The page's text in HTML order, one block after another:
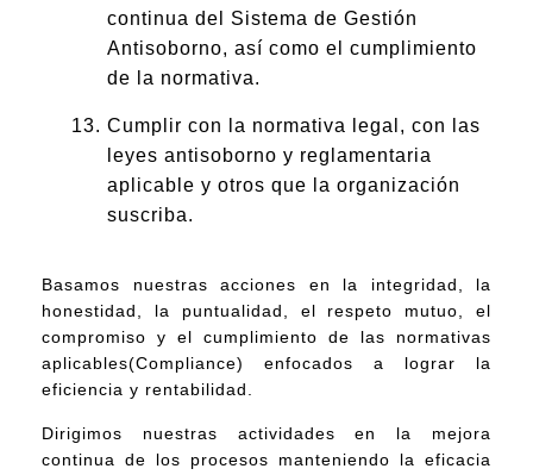
continua del Sistema de Gestión
Antisoborno, así como el cumplimiento
de la normativa.
Cumplir con la normativa legal, con las
leyes antisoborno y reglamentaria
aplicable y otros que la organización
suscriba.
Basamos nuestras acciones en la integridad, la
honestidad, la puntualidad, el respeto mutuo, el
compromiso y el cumplimiento de las normativas
aplicables(Compliance) enfocados a lograr la
eficiencia y rentabilidad.
Dirigimos nuestras actividades en la mejora
continua de los procesos manteniendo la eficacia